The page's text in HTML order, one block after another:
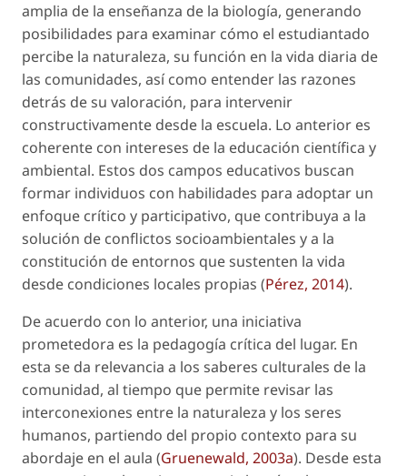
amplia de la enseñanza de la biología, generando
posibilidades para examinar cómo el estudiantado
percibe la naturaleza, su función en la vida diaria de
las comunidades, así como entender las razones
detrás de su valoración, para intervenir
constructivamente desde la escuela. Lo anterior es
coherente con intereses de la educación científica y
ambiental. Estos dos campos educativos buscan
formar individuos con habilidades para adoptar un
enfoque crítico y participativo, que contribuya a la
solución de conflictos socioambientales y a la
constitución de entornos que sustenten la vida
desde condiciones locales propias (Pérez, 2014).
De acuerdo con lo anterior, una iniciativa
prometedora es la pedagogía crítica del lugar. En
esta se da relevancia a los saberes culturales de la
comunidad, al tiempo que permite revisar las
interconexiones entre la naturaleza y los seres
humanos, partiendo del propio contexto para su
abordaje en el aula (Gruenewald, 2003a). Desde esta